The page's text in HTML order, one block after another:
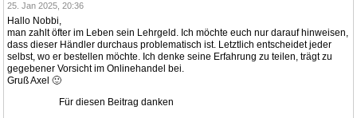
25. Jan 2025, 20:36
Hallo Nobbi,
man zahlt öfter im Leben sein Lehrgeld. Ich möchte euch nur darauf hinweisen,
dass dieser Händler durchaus problematisch ist. Letztlich entscheidet jeder
selbst, wo er bestellen möchte. Ich denke seine Erfahrung zu teilen, trägt zu
gegebener Vorsicht im Onlinehandel bei.
Gruß Axel 🙂
Für diesen Beitrag danken